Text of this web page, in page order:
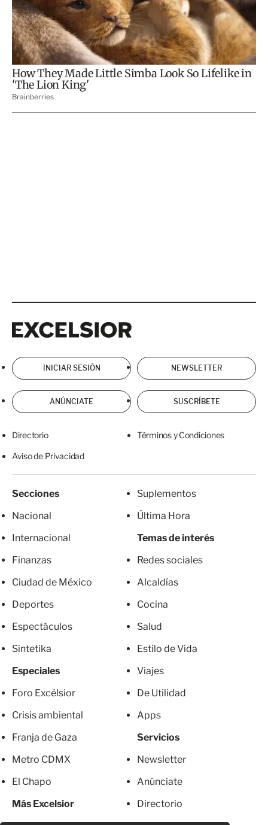
INICIAR SESIÓN NEWSLETTER
ANÚNCIATE SUSCRÍBETE
Directorio Términos y Condiciones
Aviso de Privacidad
Secciones
Nacional
Internacional
Finanzas
Ciudad de México
Deportes
Espectáculos
Sintetika
Especiales
Foro Excélsior
Crisis ambiental
Franja de Gaza
Metro CDMX
El Chapo
Más Excelsior
Suplementos
Última Hora
Temas de interés
Redes sociales
Alcaldías
Cocina
Salud
Estilo de Vida
Viajes
De Utilidad
Apps
Servicios
Newsletter
Anúnciate
Directorio